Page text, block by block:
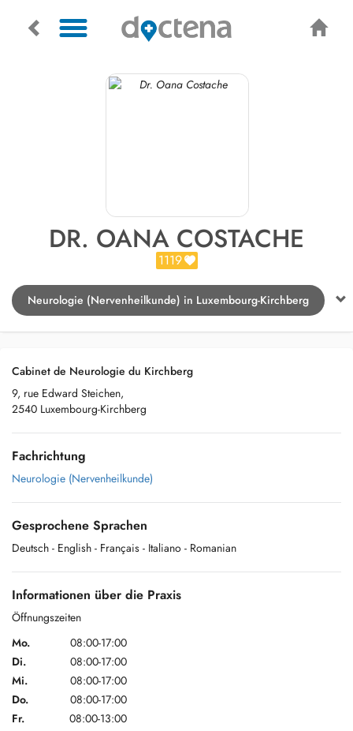
DR. OANA COSTACHE
1119
Neurologie (Nervenheilkunde) in Luxembourg-Kirchberg
Cabinet de Neurologie du Kirchberg
9, rue Edward Steichen,
2540 Luxembourg-Kirchberg
Fachrichtung
Neurologie (Nervenheilkunde)
Gesprochene Sprachen
Deutsch - English - Français - Italiano - Romanian
Informationen über die Praxis
Öffnungszeiten
Mo.
08:00-17:00
Di.
08:00-17:00
Mi.
08:00-17:00
Do.
08:00-17:00
Fr.
08:00-13:00